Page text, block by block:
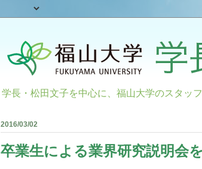
学長・松田文子を中心に、福山大学のスタッ
2016/03/02
卒業生による業界研究説明会